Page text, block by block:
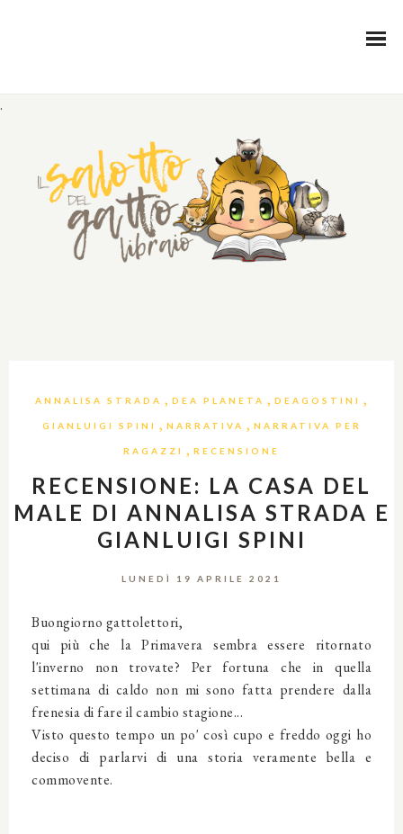
.
ANNALISA STRADA ,DEA PLANETA ,DEAGOSTINI ,
GIANLUIGI SPINI , NARRATIVA , NARRATIVA PER
RAGAZZI , RECENSIONE
RECENSIONE: LA CASA DEL
MALE DI ANNALISA STRADA E
GIANLUIGI SPINI
LUNEDÌ 19 APRILE 2021
Buongiorno gattolettori,
qui più che la Primavera sembra essere ritornato
l'inverno non trovate? Per fortuna che in quella
settimana di caldo non mi sono fatta prendere dalla
frenesia di fare il cambio stagione...
Visto questo tempo un po' così cupo e freddo oggi ho
deciso di parlarvi di una storia veramente bella e
commovente.